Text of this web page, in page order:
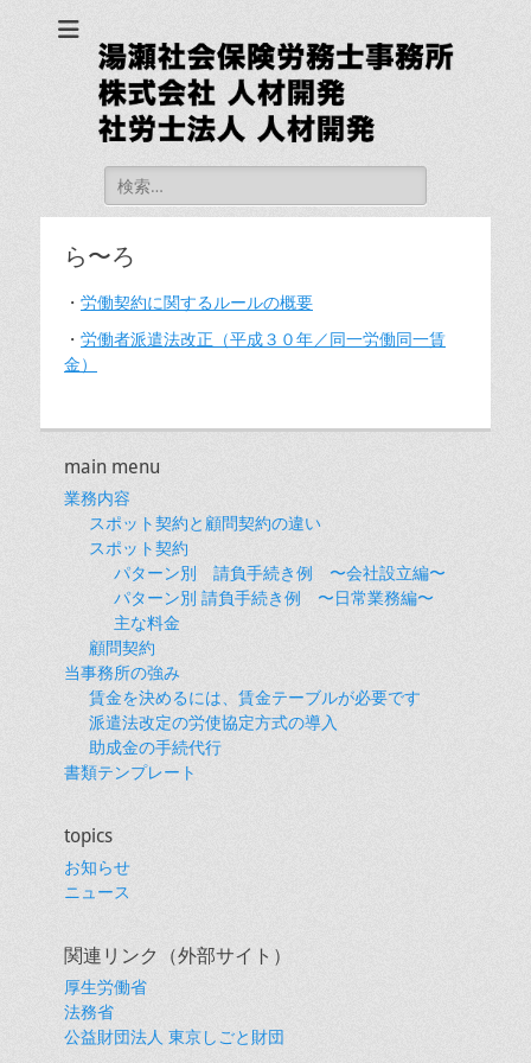
湯瀬社会保険労務士
事務所 社労士法人
人材開発
検
索:
ら〜ろ
・ 労働契約に関するルールの概要
・ 労働者派遣法改正（平成３０年／同一労働同一賃
金）
main menu
業務内容
スポット契約と顧問契約の違い
スポット契約
パターン別 請負手続き例 〜会社設立編〜
パターン別 請負手続き例 〜日常業務編〜
主な料金
顧問契約
当事務所の強み
賃金を決めるには、賃金テーブルが必要です
派遣法改定の労使協定方式の導入
助成金の手続代行
書類テンプレート
topics
お知らせ
ニュース
関連リンク（外部サイト）
厚生労働省
法務省
公益財団法人 東京しごと財団